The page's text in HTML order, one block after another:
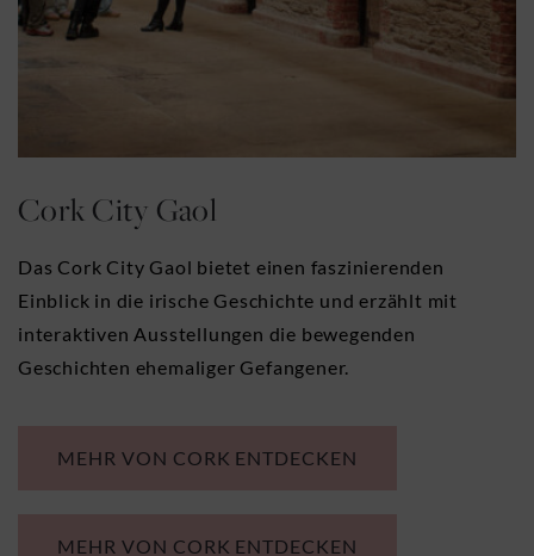
Cork City Gaol
Das Cork City Gaol bietet einen faszinierenden
Einblick in die irische Geschichte und erzählt mit
interaktiven Ausstellungen die bewegenden
Geschichten ehemaliger Gefangener.
MEHR VON CORK ENTDECKEN
MEHR VON CORK ENTDECKEN